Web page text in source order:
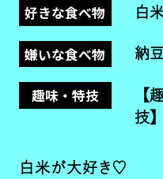
好きな食べ物 白
嫌いな食べ物 納豆
趣味・特技
【
技
白米が大好き♡